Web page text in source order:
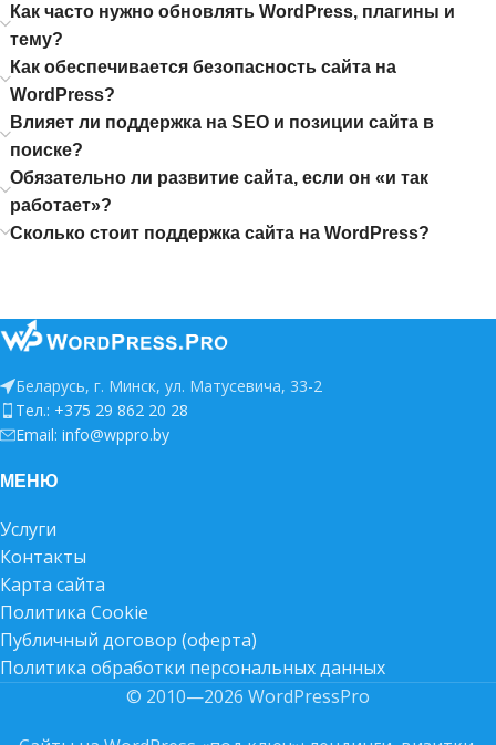
Как часто нужно обновлять WordPress, плагины и
тему?
Как обеспечивается безопасность сайта на
WordPress?
Влияет ли поддержка на SEO и позиции сайта в
поиске?
Обязательно ли развитие сайта, если он «и так
работает»?
Сколько стоит поддержка сайта на WordPress?
Беларусь, г. Минск, ул. Матусевича, 33-2
Тел.: +375 29 862 20 28
Email: info@wppro.by
МЕНЮ
Услуги
Контакты
Карта сайта
Политика Cookie
Публичный договор (оферта)
Политика обработки персональных данных
© 2010—2026 WordPressPro